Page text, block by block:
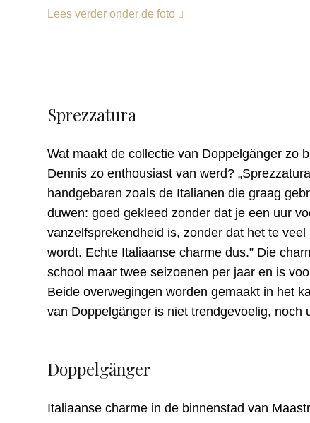
Lees verder onder de foto
Sprezzatura
Wat maakt de collectie van Doppelgänger zo
Dennis zo enthousiast van werd?
handgebaren zoals de Italianen die graag
duwen: goed gekleed zonder dat je een uur
vanzelfsprekendheid is, zonder dat het te
wordt. Echte Italiaanse charme dus.” Die
school maar twee seizoenen per jaar en is
Beide overwegingen worden gemaakt in het
van Doppelgänger is niet trendgevoelig,
Doppelgänger
Italiaanse charme in de binnenstad van